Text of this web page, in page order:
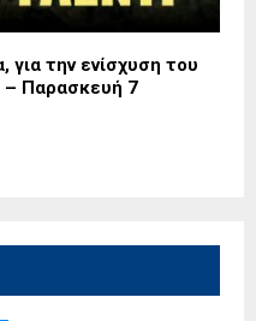
για την ενίσχυση του
– Παρασκευή 7